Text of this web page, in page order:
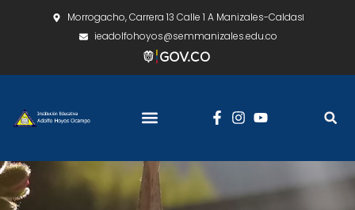
Morrogacho, Carrera 13 Calle 1 A Manizales-Caldas
ieadolfohoyos@semmanizales.edu.co